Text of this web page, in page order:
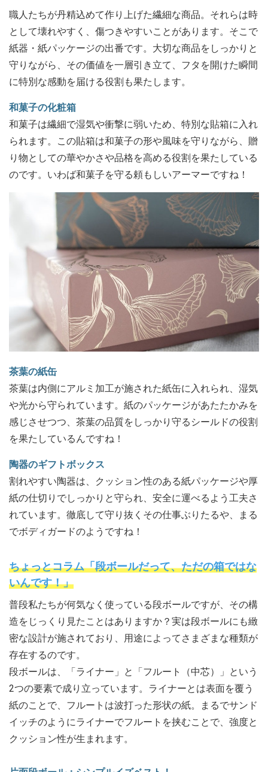
職人たちが丹精込めて作り上げた繊細な商品。それらは時
として壊れやすく、傷つきやすいことがあります。そこで
紙器・紙パッケージの出番です。大切な商品をしっかりと
守りながら、その価値を一層引き立て、フタを開けた瞬間
に特別な感動を届ける役割も果たします。
和菓子の化粧箱
和菓子は繊細で湿気や衝撃に弱いため、特別な貼箱に入れ
られます。この貼箱は和菓子の形や風味を守りながら、贈
り物としての華やかさや品格を高める役割を果たしている
のです。いわば和菓子を守る頼もしいアーマーですね！
茶葉の紙缶
茶葉は内側にアルミ加工が施された紙缶に入れられ、湿気
や光から守られています。紙のパッケージがあたたかみを
感じさせつつ、茶葉の品質をしっかり守るシールドの役割
を果たしているんですね！
陶器のギフトボックス
割れやすい陶器は、クッション性のある紙パッケージや厚
紙の仕切りでしっかりと守られ、安全に運べるよう工夫さ
れています。徹底して守り抜くその仕事ぶりたるや、まる
でボディガードのようですね！
ちょっとコラム「段ボールだって、ただの箱ではな
いんです！」
普段私たちが何気なく使っている段ボールですが、その構
造をじっくり見たことはありますか？実は段ボールにも緻
密な設計が施されており、用途によってさまざまな種類が
存在するのです。
段ボールは、「ライナー」と「フルート（中芯）」という
2つの要素で成り立っています。ライナーとは表面を覆う
紙のことで、フルートは波打った形状の紙。まるでサンド
イッチのようにライナーでフルートを挟むことで、強度と
クッション性が生まれます。